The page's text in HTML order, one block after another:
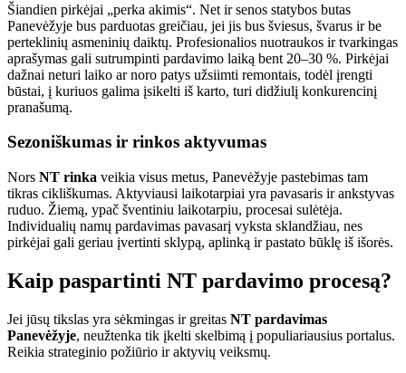
Šiandien pirkėjai „perka akimis“. Net ir senos statybos butas
Panevėžyje bus parduotas greičiau, jei jis bus šviesus, švarus ir be
perteklinių asmeninių daiktų. Profesionalios nuotraukos ir tvarkingas
aprašymas gali sutrumpinti pardavimo laiką bent 20–30 %. Pirkėjai
dažnai neturi laiko ar noro patys užsiimti remontais, todėl įrengti
būstai, į kuriuos galima įsikelti iš karto, turi didžiulį konkurencinį
pranašumą.
Sezoniškumas ir rinkos aktyvumas
Nors NT rinka veikia visus metus, Panevėžyje pastebimas tam
tikras cikliškumas. Aktyviausi laikotarpiai yra pavasaris ir ankstyvas
ruduo. Žiemą, ypač šventiniu laikotarpiu, procesai sulėtėja.
Individualių namų pardavimas pavasarį vyksta sklandžiau, nes
pirkėjai gali geriau įvertinti sklypą, aplinką ir pastato būklę iš išorės.
Kaip paspartinti NT pardavimo procesą?
Jei jūsų tikslas yra sėkmingas ir greitas NT pardavimas
Panevėžyje, neužtenka tik įkelti skelbimą į populiariausius portalus.
Reikia strateginio požiūrio ir aktyvių veiksmų.